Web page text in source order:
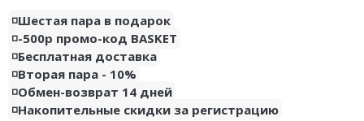
◽️Шестая пара в подарок
◽️-500р промо-код BASKET
◽️Бесплатная доставка
◽️Вторая пара - 10%
◽️Обмен-возврат 14 дней
◽️Накопительные скидки за регистрацию
Air Jordan 15
Air Jordan 23
Nike Kyrie
Nike Freak
Nike KD